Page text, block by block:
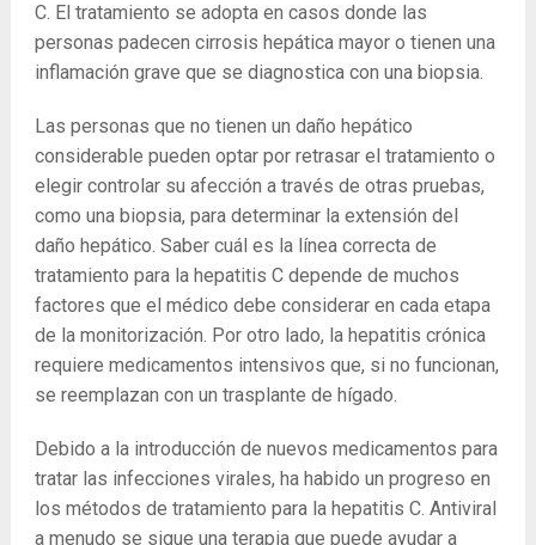
C. El tratamiento se adopta en casos donde las
personas padecen cirrosis hepática mayor o tienen una
inflamación grave que se diagnostica con una biopsia.
Las personas que no tienen un daño hepático
considerable pueden optar por retrasar el tratamiento o
elegir controlar su afección a través de otras pruebas,
como una biopsia, para determinar la extensión del
daño hepático. Saber cuál es la línea correcta de
tratamiento para la hepatitis C depende de muchos
factores que el médico debe considerar en cada etapa
de la monitorización. Por otro lado, la hepatitis crónica
requiere medicamentos intensivos que, si no funcionan,
se reemplazan con un trasplante de hígado.
Debido a la introducción de nuevos medicamentos para
tratar las infecciones virales, ha habido un progreso en
los métodos de tratamiento para la hepatitis C. Antiviral
a menudo se sigue una terapia que puede ayudar a